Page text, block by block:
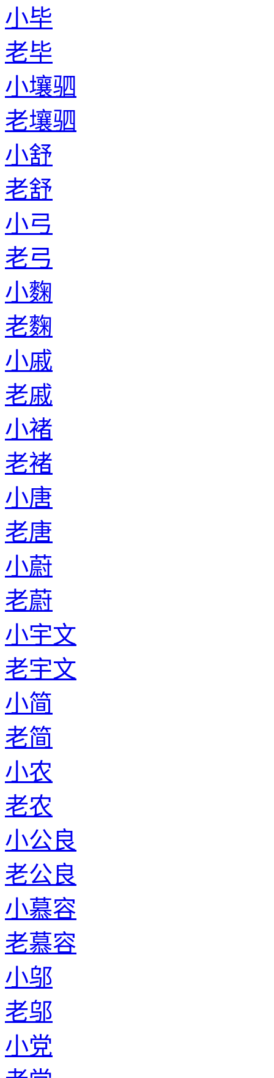
小毕
老毕
小壤驷
老壤驷
小舒
老舒
小弓
老弓
小麴
老麴
小戚
老戚
小褚
老褚
小唐
老唐
小蔚
老蔚
小宇文
老宇文
小简
老简
小农
老农
小公良
老公良
小慕容
老慕容
小邬
老邬
小党